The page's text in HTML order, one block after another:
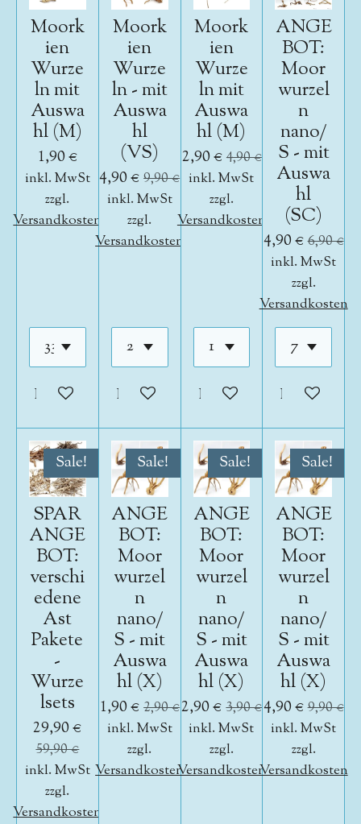
Moork
ien
Wurze
ln mit
Auswa
hl (M)
1,90 €
inkl. MwSt
zzgl.
Versandkosten
In den Warenkorb
Moork
ien
Wurze
ln - mit
Auswa
hl
(VS)
4,90 € 9,90 €
inkl. MwSt
zzgl.
Versandkosten
In den Warenkorb
Moork
ien
Wurze
ln mit
Auswa
hl (M)
2,90 € 4,90 €
inkl. MwSt
zzgl.
Versandkosten
In den Warenkorb
ANGE
BOT:
Moor
wurzel
n
nano/
S - mit
Auswa
hl
(SC)
4,90 €6,90 €
inkl. MwSt
zzgl.
Versandkosten
In den
Sale!
SPAR
ANGE
BOT:
verschi
edene
Ast
Pakete
-
Wurze
lsets
29,90 €
59,90 €
inkl. MwSt
zzgl.
Versandkosten
Sale!
ANGE
BOT:
Moor
wurzel
n
nano/
S - mit
Auswa
hl (X)
1,90 € 2,90 €
inkl. MwSt
zzgl.
Versandkosten
Sale!
ANGE
BOT:
Moor
wurzel
n
nano/
S - mit
Auswa
hl (X)
2,90 € 3,90 €
inkl. MwSt
zzgl.
Versandkosten
Sale!
ANGE
BOT:
Moor
wurzel
n
nano/
S - mit
Auswa
hl (X)
4,90 €9,90 €
inkl. MwSt
zzgl.
Versandkosten